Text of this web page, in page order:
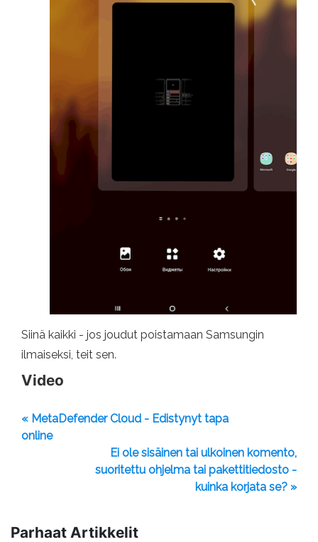
Siinä kaikki - jos joudut poistamaan Samsungin
ilmaiseksi, teit sen.
Video
« MetaDefender Cloud - Edistynyt tapa
online
Ei ole sisäinen tai ulkoinen komento,
suoritettu ohjelma tai pakettitiedosto -
kuinka korjata se? »
Parhaat Artikkelit